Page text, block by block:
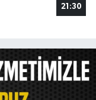
21:30